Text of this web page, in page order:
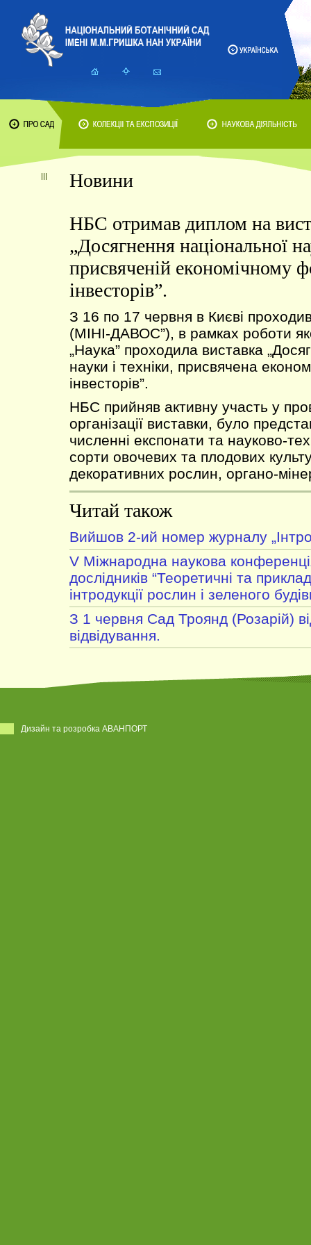
Новини
НБС отримав диплом на
„Досягнення національної
присвяченій економічному
інвесторів”.
З 16 по 17 червня в Києві
(МІНІ-ДАВОС”), в рамках роботи
„Наука” проходила виставка
науки і техніки, присвячена
інвесторів”.
НБС прийняв активну участь у
організації виставки, було
численні експонати та науково-
сорти овочевих та плодових
декоративних рослин, органо-
Читай також
Вийшов 2-ий номер журналу
V Міжнародна наукова
дослідників “Теоретичні та
інтродукції рослин і зеленого
З 1 червня Сад Троянд (Розарій)
відвідування.
Дизайн та розробка АВАНПОРТ